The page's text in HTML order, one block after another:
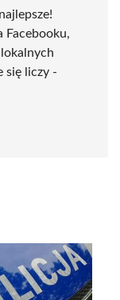
Facebooku,
się liczy -